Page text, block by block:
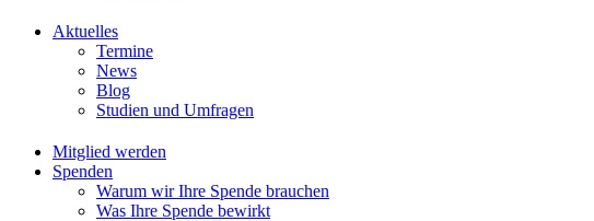
Aktuelles
Termine
News
Blog
Studien und Umfragen
Mitglied werden
Spenden
Warum wir Ihre Spende brauchen
Was Ihre Spende bewirkt